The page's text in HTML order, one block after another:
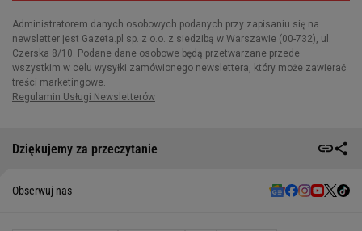
Dziękujemy za przeczytanie
Obserwuj nas